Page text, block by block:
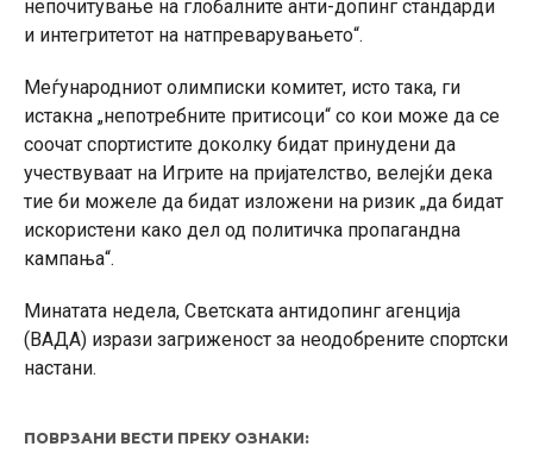
непочитување на глобалните анти-допинг стандарди
и интегритетот на натпреварувањето“.
Меѓународниот олимписки комитет, исто така, ги
истакна „непотребните притисоци“ со кои може да се
соочат спортистите доколку бидат принудени да
учествуваат на Игрите на пријателство, велејќи дека
тие би можеле да бидат изложени на ризик „да бидат
искористени како дел од политичка пропагандна
кампања“.
Минатата недела, Светската антидопинг агенција
(ВАДА) изрази загриженост за неодобрените спортски
настани.
ПОВРЗАНИ ВЕСТИ ПРЕКУ ОЗНАКИ: